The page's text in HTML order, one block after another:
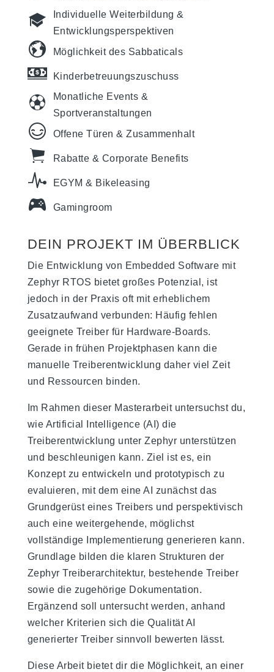
Individuelle Weiterbildung &
Entwicklungsperspektiven
Möglichkeit des Sabbaticals
Kinderbetreuungszuschuss
Monatliche Events &
Sportveranstaltungen
Offene Türen & Zusammenhalt
Rabatte & Corporate Benefits
EGYM & Bikeleasing
Gamingroom
DEIN PROJEKT IM ÜBERBLICK
Die Entwicklung von Embedded Software mit
Zephyr RTOS bietet großes Potenzial, ist
jedoch in der Praxis oft mit erheblichem
Zusatzaufwand verbunden: Häufig fehlen
geeignete Treiber für Hardware-Boards.
Gerade in frühen Projektphasen kann die
manuelle Treiberentwicklung daher viel Zeit
und Ressourcen binden.
Im Rahmen dieser Masterarbeit untersuchst du,
wie Artificial Intelligence (AI) die
Treiberentwicklung unter Zephyr unterstützen
und beschleunigen kann. Ziel ist es, ein
Konzept zu entwickeln und prototypisch zu
evaluieren, mit dem eine AI zunächst das
Grundgerüst eines Treibers und perspektivisch
auch eine weitergehende, möglichst
vollständige Implementierung generieren kann.
Grundlage bilden die klaren Strukturen der
Zephyr Treiberarchitektur, bestehende Treiber
sowie die zugehörige Dokumentation.
Ergänzend soll untersucht werden, anhand
welcher Kriterien sich die Qualität AI
generierter Treiber sinnvoll bewerten lässt.
Diese Arbeit bietet dir die Möglichkeit, an einer